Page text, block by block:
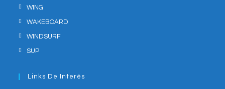
WING
WAKEBOARD
WINDSURF
SUP
Links De Interés